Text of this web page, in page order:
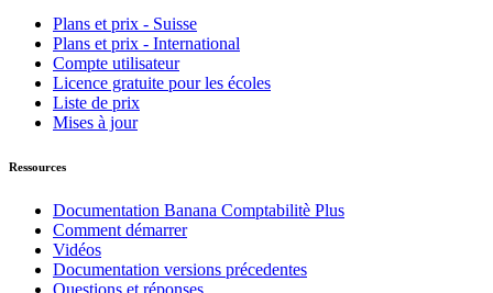
Plans et prix - Suisse
Plans et prix - International
Compte utilisateur
Licence gratuite pour les écoles
Liste de prix
Mises à jour
Ressources
Documentation Banana Comptabilitè Plus
Comment démarrer
Vidéos
Documentation versions précedentes